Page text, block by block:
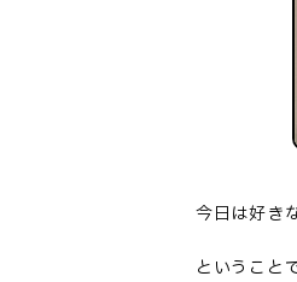
今日は好き
ということ